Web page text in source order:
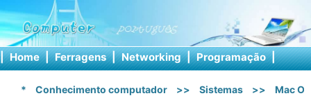
| Home | Ferragens | Networking | Programação |
* Conhecimento computador >> Sistemas >> Mac OS